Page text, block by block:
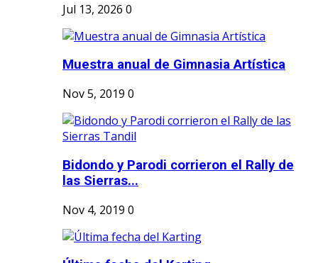
Jul 13, 2026 0
Muestra anual de Gimnasia Artística
Nov 5, 2019 0
Bidondo y Parodi corrieron el Rally de
las Sierras...
Nov 4, 2019 0